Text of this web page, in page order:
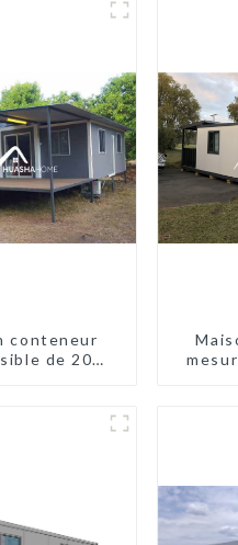
conteneur
de 20